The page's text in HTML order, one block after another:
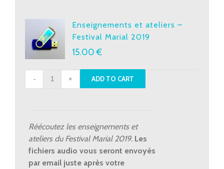
Enseignements et ateliers –
Festival Marial 2019
15.00€
Enseignements
Festival
Marial
2019
quantity
ADD TO CART
Réécoutez les enseignements et
ateliers du Festival Marial 2019. Les
fichiers audio vous seront envoyés
par email juste après votre